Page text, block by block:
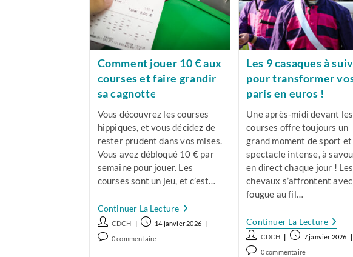
Comment jouer 10 € aux
courses et faire grandir
sa cagnotte
Vous découvrez les courses
hippiques, et vous décidez de
rester prudent dans vos mises.
Vous avez débloqué 10 € par
semaine pour jouer. Les
courses sont un jeu, et c’est…
Continuer La LectureComment
Jouer
10
Auteur/autrice
de
CDCH
Publication
publiée :
14 janvier 2026
Commentaires
0 commentaire
Les 9 casaques à
pour transformer
paris en euros !
Une après-midi devant les
courses offre toujours un
grand moment de sport et
spectacle intense, à
en direct chaque jour ! Les
chevaux s’affrontent avec
fougue au fil…
Continuer La LectureLes
9
Auteur/autrice
de
CDCH
Publication
publiée :
7 janvier 2026
Commentaires
0 commentaire